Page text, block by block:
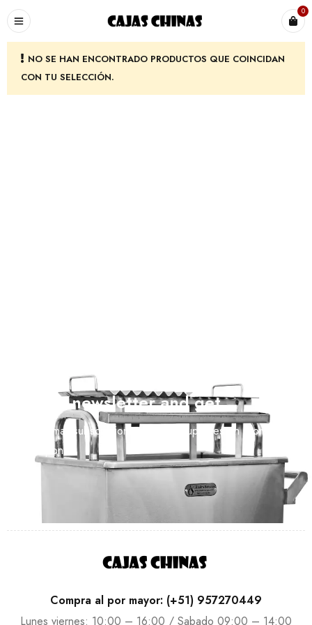
0
NO SE HAN ENCONTRADO PRODUCTOS QUE COINCIDAN
CON TU SELECCIÓN.
Join our newsletter and get…
Join our email subscription now to get updates on promotions
and coupons.
Compra al por mayor: (+51) 957270449
Lunes viernes: 10:00 – 16:00 / Sabado 09:00 – 14:00